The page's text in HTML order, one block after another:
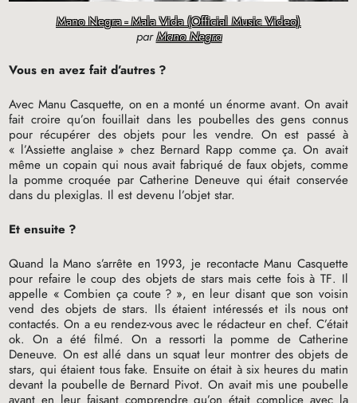
Mano Negra - Mala Vida (Official Music Video)
parMano Negra
Vous en avez fait d’autres ?
Avec Manu Casquette, on en a monté un énorme avant. On avait
fait croire qu’on fouillait dans les poubelles des gens connus
pour récupérer des objets pour les vendre. On est passé à
« l’Assiette anglaise » chez Bernard Rapp comme ça. On avait
même un copain qui nous avait fabriqué de faux objets, comme
la pomme croquée par Catherine Deneuve qui était conservée
dans du plexiglas. Il est devenu l’objet star.
Et ensuite ?
Quand la Mano s’arrête en 1993, je recontacte Manu Casquette
pour refaire le coup des objets de stars mais cette fois àTF. Il
appelle « Combien ça coute ? », en leur disant que son voisin
vend des objets de stars. Ils étaient intéressés et ils nous ont
contactés. On a eu rendez-vous avec le rédacteur en chef. C’était
ok. On a été filmé. On a ressorti la pomme de Catherine
Deneuve. On est allé dans un squat leur montrer des objets de
stars, qui étaient tous fake. Ensuite on était à six heures du matin
devant la poubelle de Bernard Pivot. On avait mis une poubelle